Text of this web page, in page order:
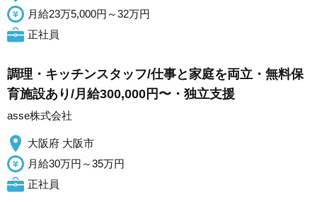
月給23万5,000円～32万円
正社員
調理・キッチンスタッフ/仕事と家庭を両立・無料保
育施設あり/月給300,000円〜・独立支援
asse株式会社
大阪府 大阪市
月給30万円～35万円
正社員